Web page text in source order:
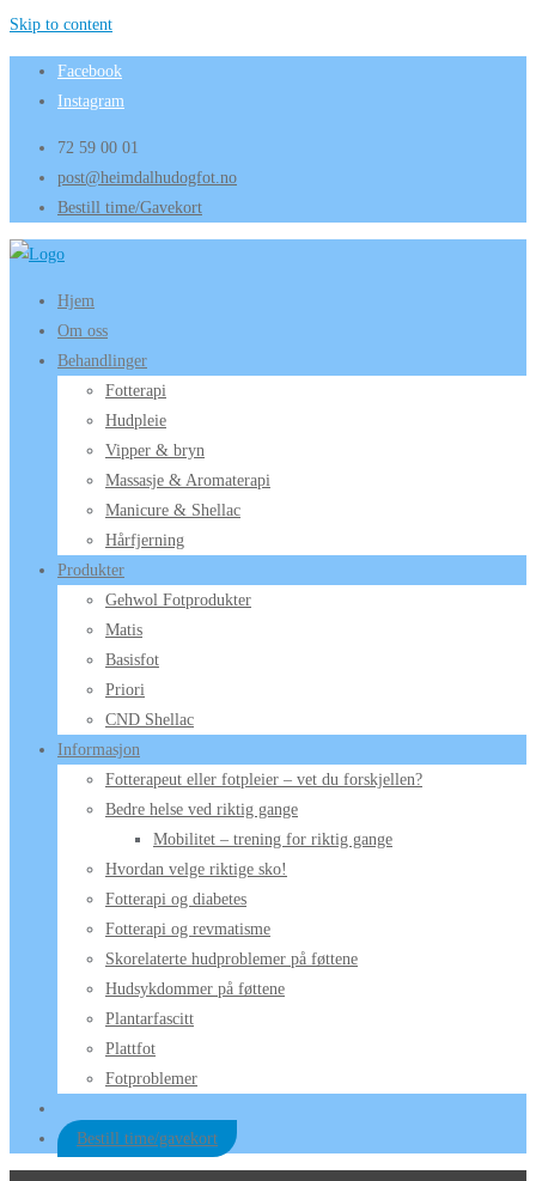
Skip to content
Facebook
Instagram
72 59 00 01
post@heimdalhudogfot.no
Bestill time/Gavekort
Hjem
Om oss
Behandlinger
Fotterapi
Hudpleie
Vipper & bryn
Massasje & Aromaterapi
Manicure & Shellac
Hårfjerning
Produkter
Gehwol Fotprodukter
Matis
Basisfot
Priori
CND Shellac
Informasjon
Fotterapeut eller fotpleier – vet du forskjellen?
Bedre helse ved riktig gange
Mobilitet – trening for riktig gange
Hvordan velge riktige sko!
Fotterapi og diabetes
Fotterapi og revmatisme
Skorelaterte hudproblemer på føttene
Hudsykdommer på føttene
Plantarfascitt
Plattfot
Fotproblemer
Bestill time/gavekort